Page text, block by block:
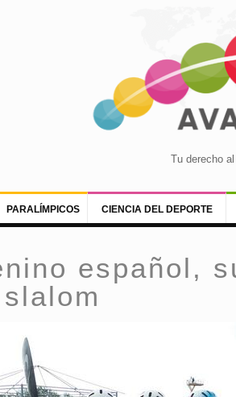
Tu derecho
PARALÍMPICOS CIENCIA DEL DEPORTE
español,